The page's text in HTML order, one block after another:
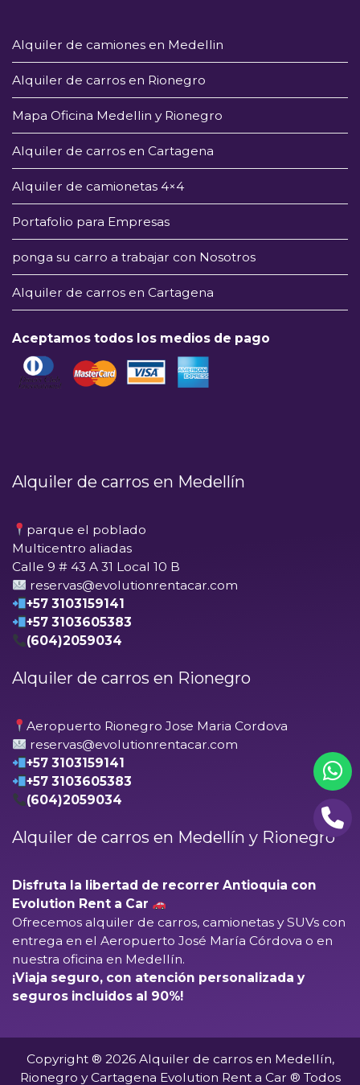
Alquiler de camiones en Medellin
Alquiler de carros en Rionegro
Mapa Oficina Medellin y Rionegro
Alquiler de carros en Cartagena
Alquiler de camionetas 4×4
Portafolio para Empresas
ponga su carro a trabajar con Nosotros
Alquiler de carros en Cartagena
Aceptamos todos los medios de pago
Alquiler de carros en Medellín
parque el poblado
Multicentro aliadas
Calle 9 # 43 A 31 Local 10 B
reservas@evolutionrentacar.com
+57 3103159141
+57 3103605383
(604)2059034
Alquiler de carros en Rionegro
Aeropuerto Rionegro Jose Maria Cordova
reservas@evolutionrentacar.com
+57 3103159141
+57 3103605383
(604)2059034
Alquiler de carros en Medellín y Rionegro
Disfruta la libertad de recorrer Antioquia con
Evolution Rent a Car
Ofrecemos alquiler de carros, camionetas y SUVs con
entrega en el Aeropuerto José María Córdova o en
nuestra oficina en Medellín.
¡Viaja seguro, con atención personalizada y
seguros incluidos al 90%!
Copyright ® 2026 Alquiler de carros en Medellín,
Rionegro y Cartagena Evolution Rent a Car ® Todos